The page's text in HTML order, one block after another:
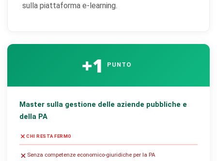
sulla piattaforma e-learning.
+1 PUNTO
Master sulla gestione delle aziende pubbliche e
della PA
CHI RESTA FERMO
Senza competenze economico-giuridiche per la PA